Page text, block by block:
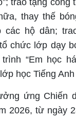
trao tặng
thay thế
các hộ dân;
chức lớp dạy
“Em học
học Tiếng
ứng Chiến
2026, từ ngày